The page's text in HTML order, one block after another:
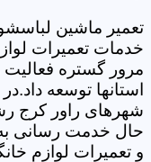
تعمیر ماشین
خدمات تعمیرات
مرور گستره فعالیت
استانها توسعه
شهرهای راور کرج
حال خدمت رسانی
و تعمیرات لوازم